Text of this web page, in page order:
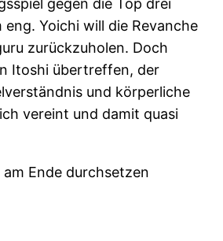
gegen die Top drei
eng. Yoichi will die Revanche
zurückzuholen. Doch
Itoshi übertreffen, der
und körperliche
vereint und damit quasi
Ende durchsetzen